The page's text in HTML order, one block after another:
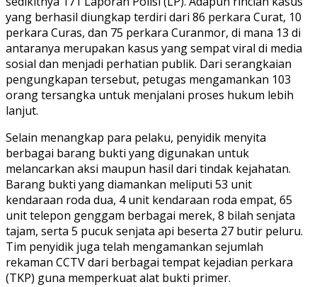
yang berhasil diungkap terdiri dari 86 perkara Curat, 10
perkara Curas, dan 75 perkara Curanmor, di mana 13 di
antaranya merupakan kasus yang sempat viral di media
sosial dan menjadi perhatian publik. Dari serangkaian
pengungkapan tersebut, petugas mengamankan 103
orang tersangka untuk menjalani proses hukum lebih
lanjut.
Selain menangkap para pelaku, penyidik menyita
berbagai barang bukti yang digunakan untuk
melancarkan aksi maupun hasil dari tindak kejahatan.
Barang bukti yang diamankan meliputi 53 unit
kendaraan roda dua, 4 unit kendaraan roda empat, 65
unit telepon genggam berbagai merek, 8 bilah senjata
tajam, serta 5 pucuk senjata api beserta 27 butir peluru.
Tim penyidik juga telah mengamankan sejumlah
rekaman CCTV dari berbagai tempat kejadian perkara
(TKP) guna memperkuat alat bukti primer.